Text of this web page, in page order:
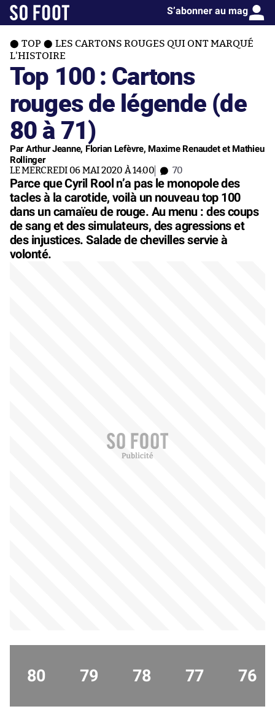
S’abonner au mag
TOP
LES CARTONS ROUGES QUI ONT MARQUÉ
L'HISTOIRE
Top 100 : Cartons
rouges de légende (de
80 à 71)
Par Arthur Jeanne, Florian Lefèvre, Maxime Renaudet et Mathieu
Rollinger
LE MERCREDI 06 MAI 2020 À 14:00 70
Parce que Cyril Rool n’a pas le monopole des
tacles à la carotide, voilà un nouveau top 100
dans un camaïeu de rouge. Au menu : des coups
de sang et des simulateurs, des agressions et
des injustices. Salade de chevilles servie à
volonté.
80 79 78 77 76